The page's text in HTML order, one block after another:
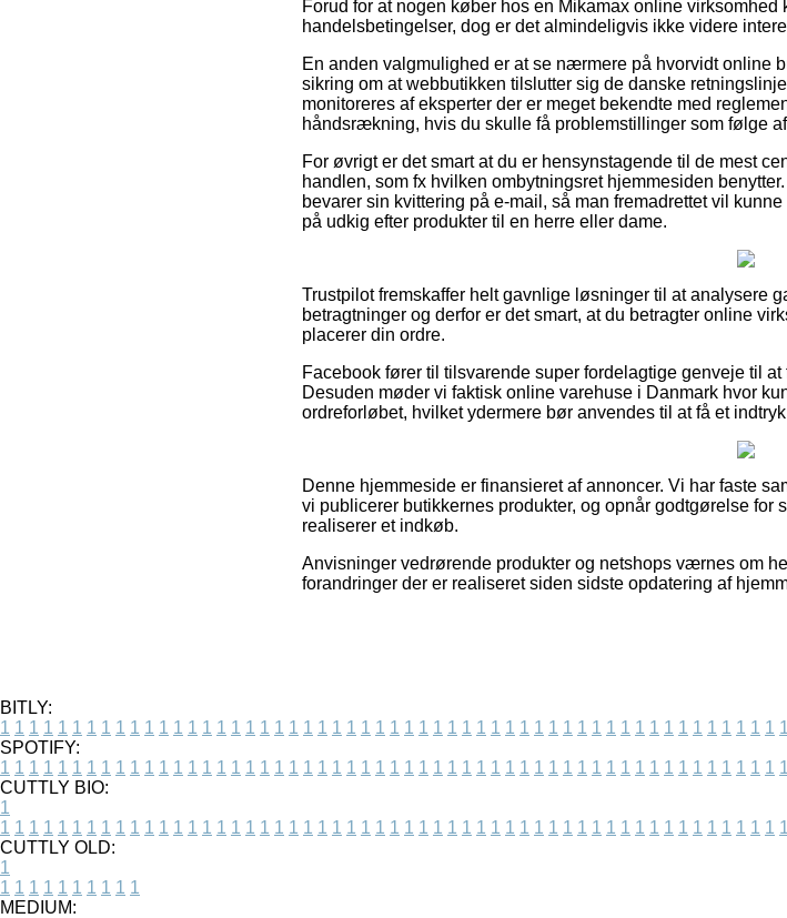
Forud for at nogen køber hos en Mikamax online
handelsbetingelser, dog er det almindeligvis ikke videre
En anden valgmulighed er at se nærmere på hvorvidt online
sikring om at webbutikken tilslutter sig de danske
monitoreres af eksperter der er meget bekendte med
håndsrækning, hvis du skulle få problemstillinger som følge
For øvrigt er det smart at du er hensynstagende til de mest
handlen, som fx hvilken ombytningsret hjemmesiden
bevarer sin kvittering på e-mail, så man fremadrettet vil
på udkig efter produkter til en herre eller dame.
Trustpilot fremskaffer helt gavnlige løsninger til at analysere
betragtninger og derfor er det smart, at du betragter online
placerer din ordre.
Facebook fører til tilsvarende super fordelagtige genveje til
Desuden møder vi faktisk online varehuse i Danmark hvor
ordreforløbet, hvilket ydermere bør anvendes til at få et
Denne hjemmeside er finansieret af annoncer. Vi har faste
vi publicerer butikkernes produkter, og opnår godtgørelse for
realiserer et indkøb.
Anvisninger vedrørende produkter og netshops værnes om
forandringer der er realiseret siden sidste opdatering af
BITLY:
1 1 1 1 1 1 1 1 1 1 1 1 1 1 1 1 1 1 1 1 1 1 1 1 1 1 1 1 1 1 1 1 1 1 1 1 1 1 1 1 1 1 1 1 1 1 1 1 1 1 1 1 1 1 1
SPOTIFY:
1 1 1 1 1 1 1 1 1 1 1 1 1 1 1 1 1 1 1 1 1 1 1 1 1 1 1 1 1 1 1 1 1 1 1 1 1 1 1 1 1 1 1 1 1 1 1 1 1 1 1 1 1 1 1
CUTTLY BIO:
1
1 1 1 1 1 1 1 1 1 1 1 1 1 1 1 1 1 1 1 1 1 1 1 1 1 1 1 1 1 1 1 1 1 1 1 1 1 1 1 1 1 1 1 1 1 1 1 1 1 1 1 1 1 1 1
CUTTLY OLD:
1
1 1 1 1 1 1 1 1 1 1
MEDIUM: